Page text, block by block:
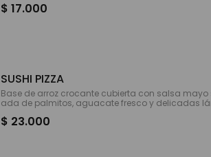
$ 17.000
SUSHI PIZZA
Base de arroz crocante cubierta con salsa mayo
ada de palmitos, aguacate fresco y delicadas
$ 23.000